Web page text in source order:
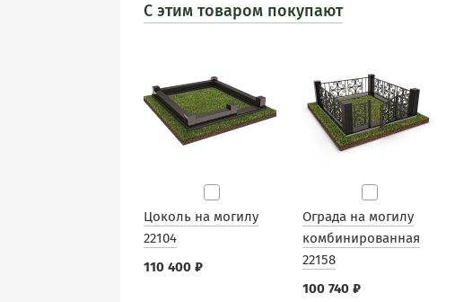
С этим товаром покупают
Цоколь на могилу
22104
110 400 ₽
Ограда на могилу
комбинированная
22158
100 740 ₽